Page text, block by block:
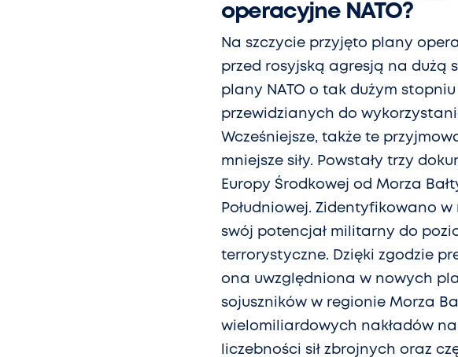
operacyjne NATO?
Na szczycie przyjęto plany
przed rosyjską agresją na dużą
plany NATO o tak dużym
przewidzianych do
Wcześniejsze, także te
mniejsze siły. Powstały trzy
Europy Środkowej od Morza
Południowej. Zidentyfikowano
swój potencjał militarny do
terrorystyczne. Dzięki zgodzie
ona uwzględniona w nowych
sojuszników w regionie Morza
wielomiliardowych nakładów
liczebności sił zbrojnych oraz